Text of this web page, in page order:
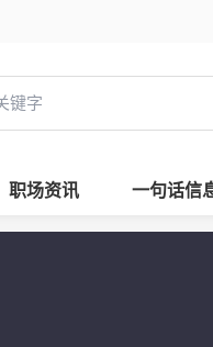
职场资讯 一句话信